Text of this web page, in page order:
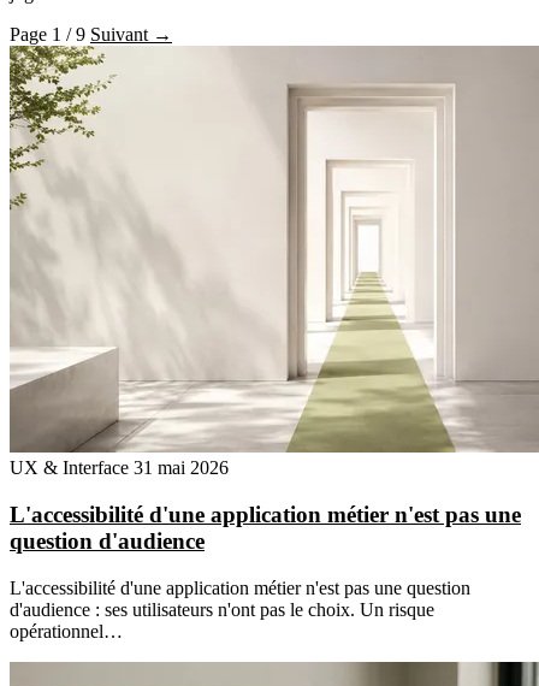
Page 1 / 9 Suivant →
UX & Interface 31 mai 2026
L'accessibilité d'une application métier n'est pas une
question d'audience
L'accessibilité d'une application métier n'est pas une question
d'audience : ses utilisateurs n'ont pas le choix. Un risque
opérationnel…